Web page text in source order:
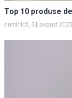
Top 10 produse
duminică, 31 august 2025